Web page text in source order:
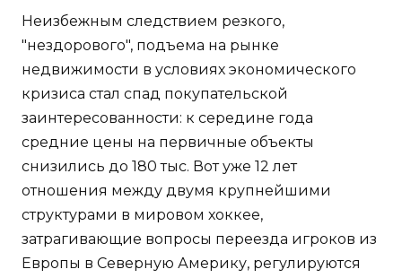
Неизбежным следствием резкого,
"нездорового", подъема на рынке
недвижимости в условиях экономического
кризиса стал спад покупательской
заинтересованности: к середине года
средние цены на первичные объекты
снизились до 180 тыс. Вот уже 12 лет
отношения между двумя крупнейшими
структурами в мировом хоккее,
затрагивающие вопросы переезда игроков из
Европы в Северную Америку, регулируются